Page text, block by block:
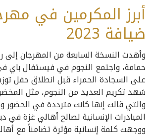
أبرز المكرمين في
ضيافة 2023
وأهدت النسخة السابعة من المهرجان إلى
حمامة، واجتمع النجوم في فيستفال باي
على السجادة الحمراء قبل انطلاق حفل
شهد تكريم العديد من النجوم، مثل
والتي قالت إنها كانت مترددة في الحضور
المبادرات الإنسانية لصالح أهالي غزة في
ووجهت كلمة إنسانية مؤثرة تضامناً مع